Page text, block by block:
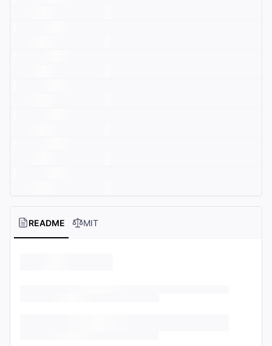
README MIT